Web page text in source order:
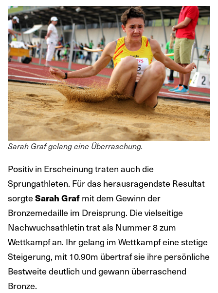
Sarah Graf gelang eine Überraschung.
Positiv in Erscheinung traten auch die
Sprungathleten. Für das herausragendste Resultat
sorgteSarah Grafmit dem Gewinn der
Bronzemedaille im Dreisprung. Die vielseitige
Nachwuchsathletin trat als Nummer 8 zum
Wettkampf an. Ihr gelang im Wettkampf eine stetige
Steigerung, mit 10.90m übertraf sie ihre persönliche
Bestweite deutlich und gewann überraschend
Bronze.